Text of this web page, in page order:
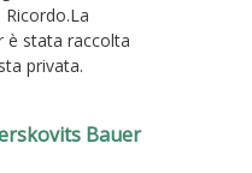
è stata raccolta
privata.
Bauer